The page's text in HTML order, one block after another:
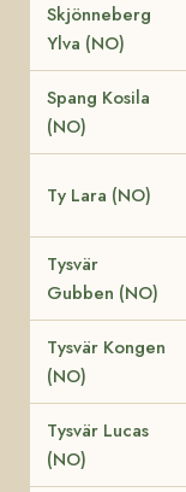
Skjönneberg
Ylva (NO)
Spang Kosila
(NO)
Ty Lara (NO)
Tysvär
Gubben (NO)
Tysvär Kongen
(NO)
Tysvär Lucas
(NO)